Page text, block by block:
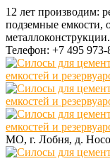
12 лет производим:
подземные емкости,
металлоконструкции.
Телефон: +7 495 973-
МО, г. Лобня, д.